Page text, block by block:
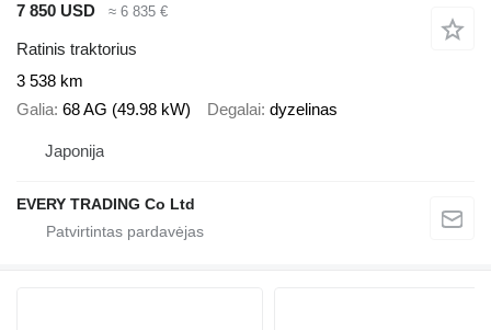
7 850 USD
≈ 6 835 €
Ratinis traktorius
3 538 km
Galia 68 AG (49.98 kW) Degalai dyzelinas
Japonija
EVERY TRADING Co Ltd